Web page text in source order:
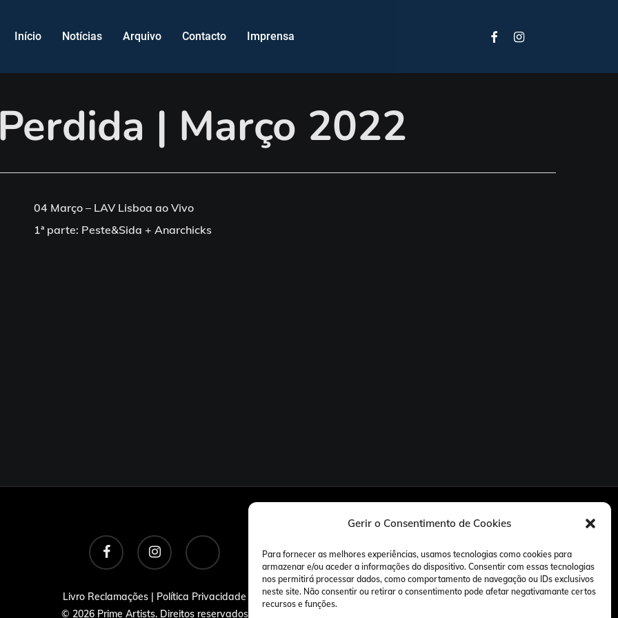
Gerir o Consentimento de Cookies
Para fornecer as melhores experiências, usamos tecnologias como cookies para
armazenar e/ou aceder a informações do dispositivo. Consentir com essas tecnologias
nos permitirá processar dados, como comportamento de navegação ou IDs exclusivos
neste site. Não consentir ou retirar o consentimento pode afetar negativamante certos
recursos e funções.
Início Notícias Arquivo Contacto Imprensa FacebookInstagram
| Março 2022
04 Março – LAV Lisboa ao Vivo
1ª parte: Peste&Sida + Anarchicks
facebook instagram tiktok
Livro Reclamações | Política Privacidade
© 2026 Prime Artists. Direitos reservados